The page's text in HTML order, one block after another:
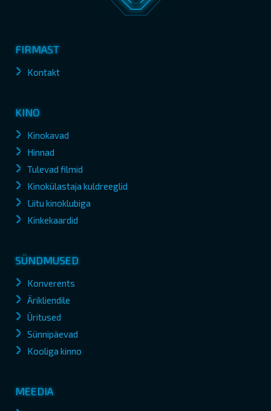
FIRMAST
Kontakt
KINO
Kinokavad
Hinnad
Tulevad filmid
Kinokülastaja kuldreeglid
Liitu kinoklubiga
Kinkekaardid
SÜNDMUSED
Konverents
Ärikliendile
Üritused
Sünnipäevad
Kooliga kinno
MEEDIA